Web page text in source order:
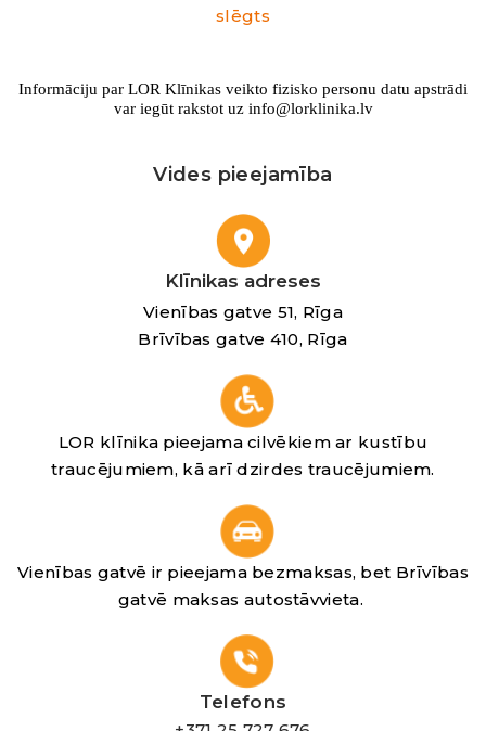
slēgts
Informāciju par LOR Klīnikas veikto fizisko personu datu apstrādi
var iegūt rakstot uz info@lorklinika.lv
Vides pieejamība
Klīnikas adreses
Vienības gatve 51, Rīga
Brīvības gatve 410, Rīga
LOR klīnika pieejama cilvēkiem ar kustību
traucējumiem, kā arī dzirdes traucējumiem.
Vienības gatvē ir pieejama bezmaksas, bet Brīvības
gatvē maksas autostāvvieta.
Telefons